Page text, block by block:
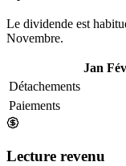
Le dividende est
Novembre.
Jan Fév
Détachements
Paiements
Lecture revenu